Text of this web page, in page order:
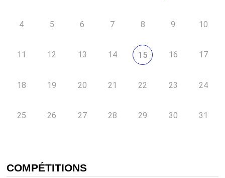
4 5 6 7 8 9 10
11 12 13 14 15 16 17
18 19 20 21 22 23 24
25 26 27 28 29 30 31
COMPÉTITIONS